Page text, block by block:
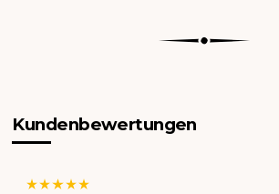
Kundenbewertungen